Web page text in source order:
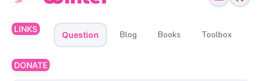
LINKS
Question Blog Books Toolbox
DONATE